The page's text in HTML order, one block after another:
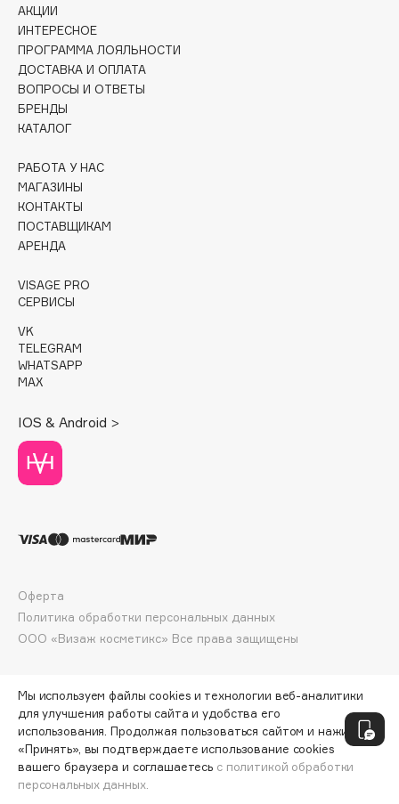
Collagenina
Corimo
CosRX
Cottolina
Cunzite
Curaprox
D
d'Alba
DARLING*
Darphin
Deonica
Dessange
Dior
Dolomit
DP Daily Perfection
Dr. Vranjes Firenze
Dr.Althea
Dr.Jart+
DSD de Luxe
Dyson
СООБЩИТЬ О ПОСТУПЛЕНИИ
АКЦИИ
ИНТЕРЕСНОЕ
ПРОГРАММА ЛОЯЛЬНОСТИ
ДОСТАВКА И ОПЛАТА
ВОПРОСЫ И ОТВЕТЫ
БРЕНДЫ
КАТАЛОГ
РАБОТА У НАС
МАГАЗИНЫ
КОНТАКТЫ
ПОСТАВЩИКАМ
АРЕНДА
VISAGE PRO
СЕРВИСЫ
VK
TELEGRAM
WHATSAPP
MAX
IOS & Android >
ООО «Визаж косметикс» Все права защищены
Оферта
Политика обработки персональных данных
Мы используем файлы cookies и технологии веб-аналитики
для улучшения работы сайта и удобства его
использования. Продолжая пользоваться сайтом и нажимая
«Принять», вы подтверждаете использование cookies
вашего браузера и соглашаетесь с политикой обработки
персональных данных.